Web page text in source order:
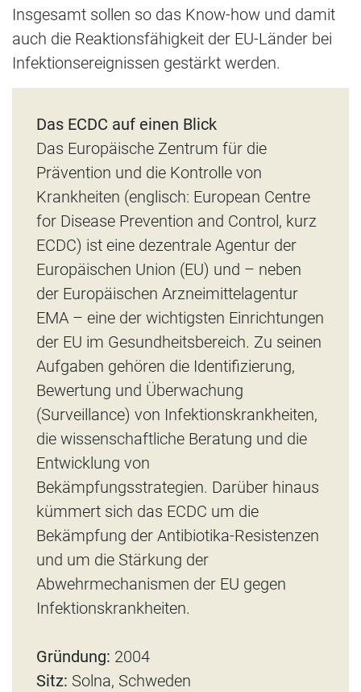
Insgesamt sollen so das Know-how und damit
auch die Reaktionsfähigkeit der EU-Länder bei
Infektionsereignissen gestärkt werden.
Das ECDC auf einen Blick
Das Europäische Zentrum für die
Prävention und die Kontrolle von
Krankheiten (englisch: European Centre
for Disease Prevention and Control, kurz
ECDC) ist eine dezentrale Agentur der
Europäischen Union (EU) und – neben
der Europäischen Arzneimittelagentur
EMA – eine der wichtigsten Einrichtungen
der EU im Gesundheitsbereich. Zu seinen
Aufgaben gehören die Identifizierung,
Bewertung und Überwachung
(Surveillance) von Infektionskrankheiten,
die wissenschaftliche Beratung und die
Entwicklung von
Bekämpfungsstrategien. Darüber hinaus
kümmert sich das ECDC um die
Bekämpfung der Antibiotika-Resistenzen
und um die Stärkung der
Abwehrmechanismen der EU gegen
Infektionskrankheiten.
Gründung: 2004
Sitz: Solna, Schweden